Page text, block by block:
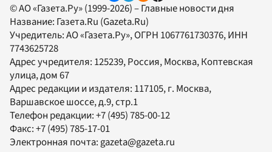
© АО «Газета.Ру» (1999-2026) – Главные новости дня
Название: Газета.Ru (Gazeta.Ru)
Учредитель:АО «Газета.Ру», ОГРН 1067761730376, ИНН
7743625728
Адрес учредителя: 125239, Россия, Москва, Коптевская
улица, дом 67
Адрес редакции и издателя: 117105, г. Москва,
Варшавское шоссе, д.9, стр.1
Телефон редакции:+7 (495) 785-00-12
Факс:+7 (495) 785-17-01
Электронная почта:gazeta@gazeta.ru